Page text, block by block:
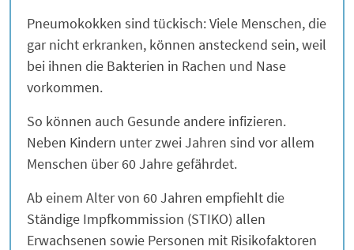
Pneumokokken sind tückisch: Viele Menschen, die
gar nicht erkranken, können ansteckend sein, weil
bei ihnen die Bakterien in Rachen und Nase
vorkommen.
So können auch Gesunde andere infizieren.
Neben Kindern unter zwei Jahren sind vor allem
Menschen über 60 Jahre gefährdet.
Ab einem Alter von 60 Jahren empfiehlt die
Ständige Impfkommission (STIKO) allen
Erwachsenen sowie Personen mit Risikofaktoren